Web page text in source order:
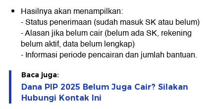
Hasilnya akan menampilkan:
- Status penerimaan (sudah masuk SK atau belum)
- Alasan jika belum cair (belum ada SK, rekening
belum aktif, data belum lengkap)
- Informasi periode pencairan dan jumlah bantuan.
Baca juga:
Dana PIP 2025 Belum Juga Cair? Silakan
Hubungi Kontak Ini